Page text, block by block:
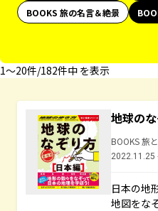
BOOKS 旅の名言＆絶景
1〜20件/182件中 を表示
地球の
BOOKS 旅
2022.11.25
日本の地
地図をな